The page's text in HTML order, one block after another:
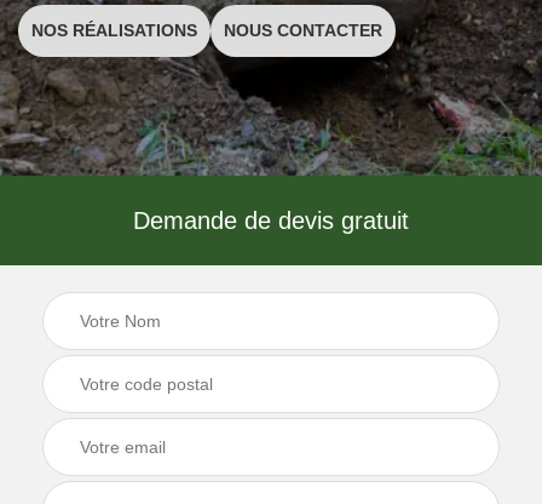
NOS RÉALISATIONS NOUS CONTACTER
Demande de devis gratuit